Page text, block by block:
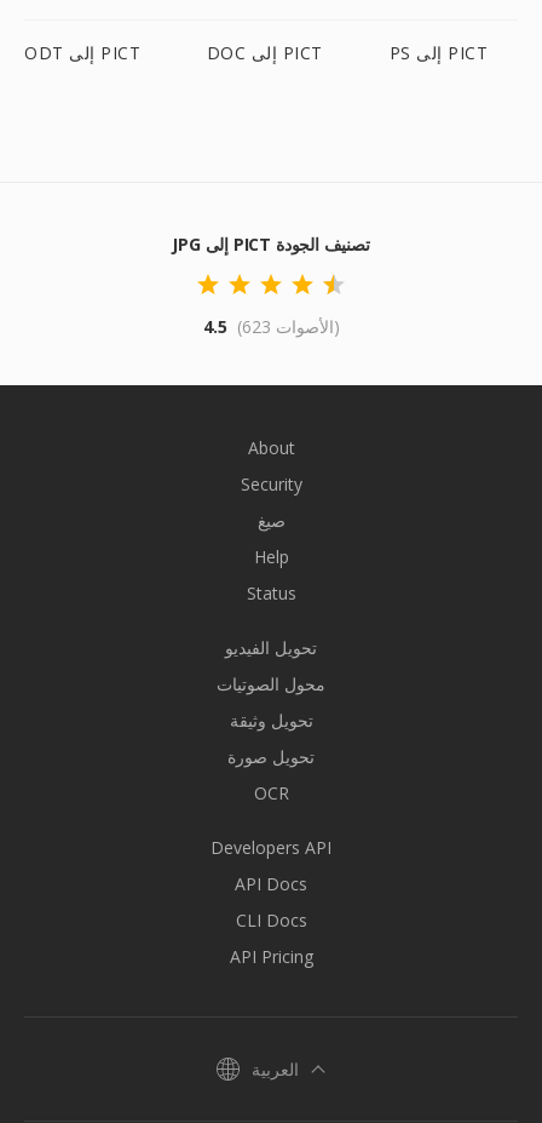
ODT إلى PICT DOC إلى PICT PS إلى PICT
JPG إلى PICT تصنيف الجودة
4.5 (623 الأصوات)
About
Security
صيغ
Help
Status
تحويل الفيديو
محول الصوتيات
تحويل وثيقة
تحويل صورة
OCR
Developers API
API Docs
CLI Docs
API Pricing
العربية